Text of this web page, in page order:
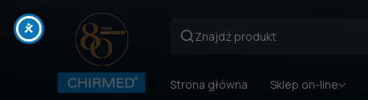
Strona główna Sklep on-line